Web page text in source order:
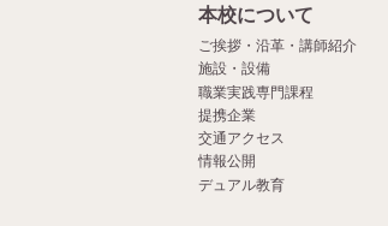
本校について
ご挨拶・沿革・講師紹介
施設・設備
職業実践専門課程
提携企業
交通アクセス
情報公開
デュアル教育